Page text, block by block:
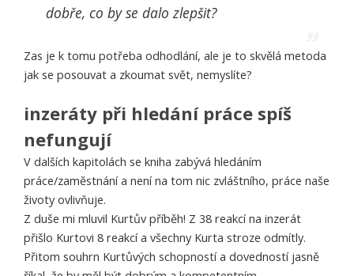
dobře, co by se dalo zlepšit?
Zas je k tomu potřeba odhodlání, ale je to skvělá metoda
jak se posouvat a zkoumat svět, nemyslíte?
inzeráty při hledání práce spíš
nefungují
V dalších kapitolách se kniha zabývá hledáním
práce/zaměstnání a není na tom nic zvláštního, práce naše
životy ovlivňuje.
Z duše mi mluvil Kurtův příběh! Z 38 reakcí na inzerát
přišlo Kurtovi 8 reakcí a všechny Kurta stroze odmítly.
Přitom souhrn Kurtůvých schopností a dovedností jasně